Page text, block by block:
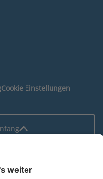
Cookie Einstellungen